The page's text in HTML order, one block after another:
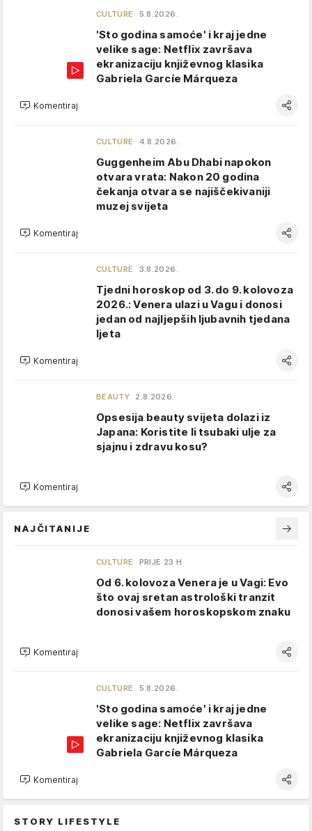
CULTURE 5.8.2026.
'Sto godina samoće' i kraj jedne
velike sage: Netflix završava
ekranizaciju književnog klasika
Gabriela Garcíe Márqueza
Komentiraj
CULTURE 4.8.2026.
Guggenheim Abu Dhabi napokon
otvara vrata: Nakon 20 godina
čekanja otvara se najiščekivaniji
muzej svijeta
Komentiraj
CULTURE 3.8.2026.
Tjedni horoskop od 3. do 9. kolovoza
2026.: Venera ulazi u Vagu i donosi
jedan od najljepših ljubavnih tjedana
ljeta
Komentiraj
BEAUTY 2.8.2026.
Opsesija beauty svijeta dolazi iz
Japana: Koristite li tsubaki ulje za
sjajnu i zdravu kosu?
Komentiraj
NAJČITANIJE
CULTURE PRIJE 23 H
Od 6. kolovoza Venera je u Vagi: Evo
što ovaj sretan astrološki tranzit
donosi vašem horoskopskom znaku
Komentiraj
CULTURE 5.8.2026.
'Sto godina samoće' i kraj jedne
velike sage: Netflix završava
ekranizaciju književnog klasika
Gabriela Garcíe Márqueza
Komentiraj
STORY LIFESTYLE